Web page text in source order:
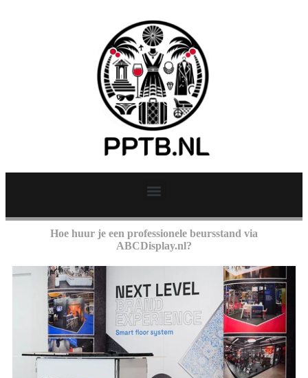
Hoe huur je een professionele beursstand via
ABCDisplay.nl?